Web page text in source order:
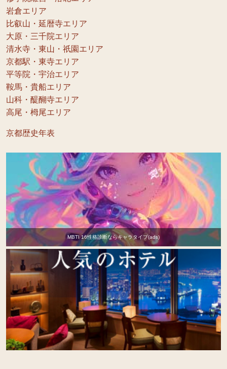
岩倉エリア
比叡山・延暦寺エリア
大原・三千院エリア
清水寺・東山・祇園エリア
京都駅・東寺エリア
平等院・宇治エリア
鞍馬・貴船エリア
山科・醍醐寺エリア
高尾・栂尾エリア
京都歴史年表
MBTI 16性格診断ならキャラタイプ(ads)